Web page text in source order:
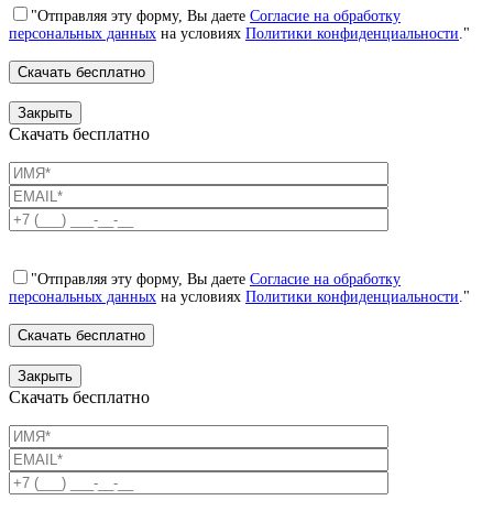
"Отправляя эту форму, Вы даете Согласие на обработку
персональных данных на условиях Политики конфиденциальности."
Закрыть
Скачать бесплатно
"Отправляя эту форму, Вы даете Согласие на обработку
персональных данных на условиях Политики конфиденциальности."
Закрыть
Скачать бесплатно